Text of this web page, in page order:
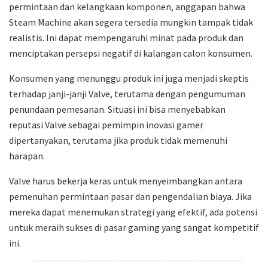
permintaan dan kelangkaan komponen, anggapan bahwa
Steam Machine akan segera tersedia mungkin tampak tidak
realistis. Ini dapat mempengaruhi minat pada produk dan
menciptakan persepsi negatif di kalangan calon konsumen.
Konsumen yang menunggu produk ini juga menjadi skeptis
terhadap janji-janji Valve, terutama dengan pengumuman
penundaan pemesanan. Situasi ini bisa menyebabkan
reputasi Valve sebagai pemimpin inovasi gamer
dipertanyakan, terutama jika produk tidak memenuhi
harapan.
Valve harus bekerja keras untuk menyeimbangkan antara
pemenuhan permintaan pasar dan pengendalian biaya. Jika
mereka dapat menemukan strategi yang efektif, ada potensi
untuk meraih sukses di pasar gaming yang sangat kompetitif
ini.